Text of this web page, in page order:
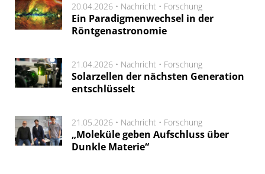
20.04.2026 • Nachricht • Forschung
Ein Paradigmenwechsel in der
Röntgenastronomie
21.04.2026 • Nachricht • Forschung
Solarzellen der nächsten Generation
entschlüsselt
21.05.2026 • Nachricht • Forschung
„Moleküle geben Aufschluss über
Dunkle Materie“